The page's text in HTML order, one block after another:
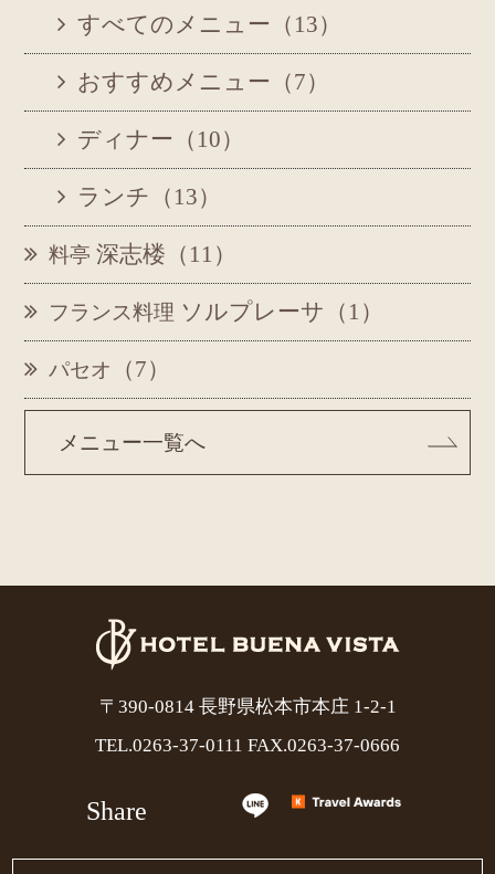
すべてのメニュー（13）
おすすめメニュー（7）
ディナー（10）
ランチ（13）
料亭 深志楼（11）
フランス料理 ソルプレーサ（1）
パセオ （7）
メニュー一覧へ
〒390-0814 長野県松本市本庄 1-2-1
TEL.0263-37-0111 FAX.0263-37-0666
Share